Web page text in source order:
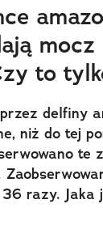
mocz
to
delfiny
niż do tej
te
razy.